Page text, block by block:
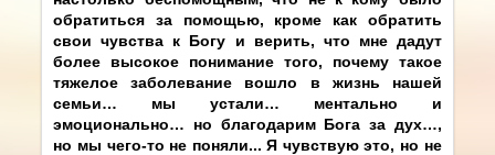
обратиться за помощью, кроме как обратить
свои чувства к Богу и верить, что мне дадут
более высокое понимание того, почему такое
тяжелое заболевание вошло в жизнь нашей
семьи… мы устали… ментально и
эмоционально… но благодарим Бога за дух…,
но мы чего-то не поняли... Я чувствую это, но не